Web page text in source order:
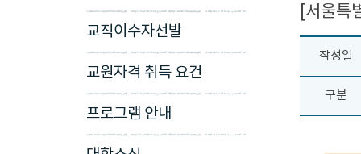
교직이수자선발
교원자격 취득 요건
프로그램 안내
[서울
작성일
구분